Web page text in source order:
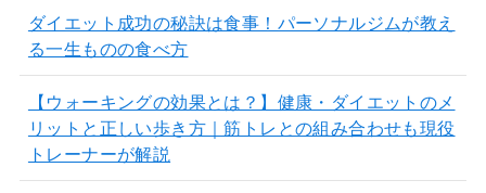
ダイエット成功の秘訣は食事！パーソナルジムが教え
る一生ものの食べ方
【ウォーキングの効果とは？】健康・ダイエットのメ
リットと正しい歩き方｜筋トレとの組み合わせも現役
トレーナーが解説